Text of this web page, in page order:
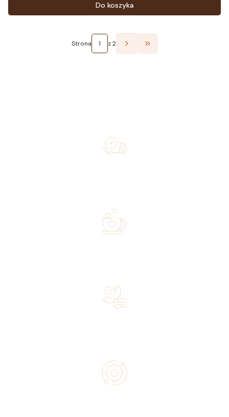
Do koszyka
Strona z 2 Przejdź do ostatniej